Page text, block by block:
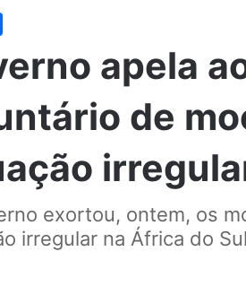
apela
de
exortou, ontem, os
irregular na África do